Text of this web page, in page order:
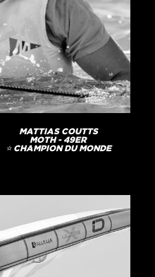
MATTIAS COUTTS
MOTH - 49ER
⭐️ CHAMPION DU MONDE